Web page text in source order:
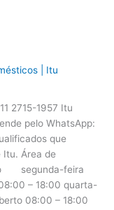
Itu
2715-1957 Itu
pelo WhatsApp:
que
Itu. Área de
segunda-feira
– 18:00 quarta-
08:00 – 18:00